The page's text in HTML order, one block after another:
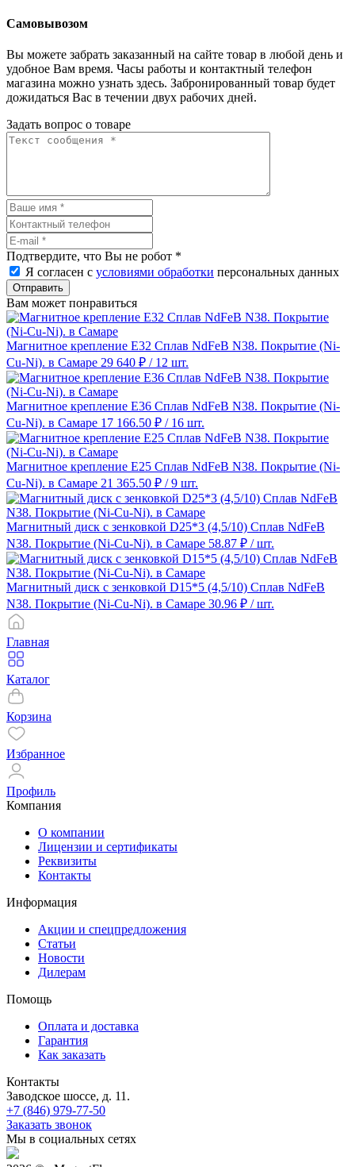
Самовывозом
Вы можете забрать заказанный на сайте товар в любой день и
удобное Вам время. Часы работы и контактный телефон
магазина можно узнать здесь. Забронированный товар будет
дожидаться Вас в течении двух рабочих дней.
Задать вопрос о товаре
Подтвердите, что Вы не робот *
Я согласен с условиями обработки персональных данных
Отправить
Вам может понравиться
Магнитное крепление E32 Сплав NdFeB N38. Покрытие (Ni-
Cu-Ni). в Самаре 29 640 ₽ / 12 шт.
Магнитное крепление E36 Сплав NdFeB N38. Покрытие (Ni-
Cu-Ni). в Самаре 17 166.50 ₽ / 16 шт.
Магнитное крепление E25 Сплав NdFeB N38. Покрытие (Ni-
Cu-Ni). в Самаре 21 365.50 ₽ / 9 шт.
Магнитный диск с зенковкой D25*3 (4,5/10) Сплав NdFeB
N38. Покрытие (Ni-Cu-Ni). в Самаре 58.87 ₽ / шт.
Магнитный диск с зенковкой D15*5 (4,5/10) Сплав NdFeB
N38. Покрытие (Ni-Cu-Ni). в Самаре 30.96 ₽ / шт.
Главная
Каталог
Корзина
Избранное
Профиль
Компания
О компании
Лицензии и сертификаты
Реквизиты
Контакты
Информация
Акции и спецпредложения
Статьи
Новости
Дилерам
Помощь
Оплата и доставка
Гарантия
Как заказать
Контакты
Заводское шоссе, д. 11.
+7 (846) 979-77-50
Заказать звонок
Мы в социальных сетях